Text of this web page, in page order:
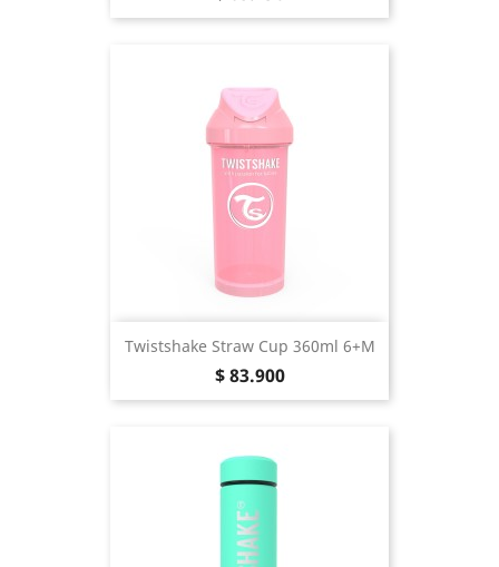
Twistshake Straw Cup 360ml 6+m
Precio
$ 83.900